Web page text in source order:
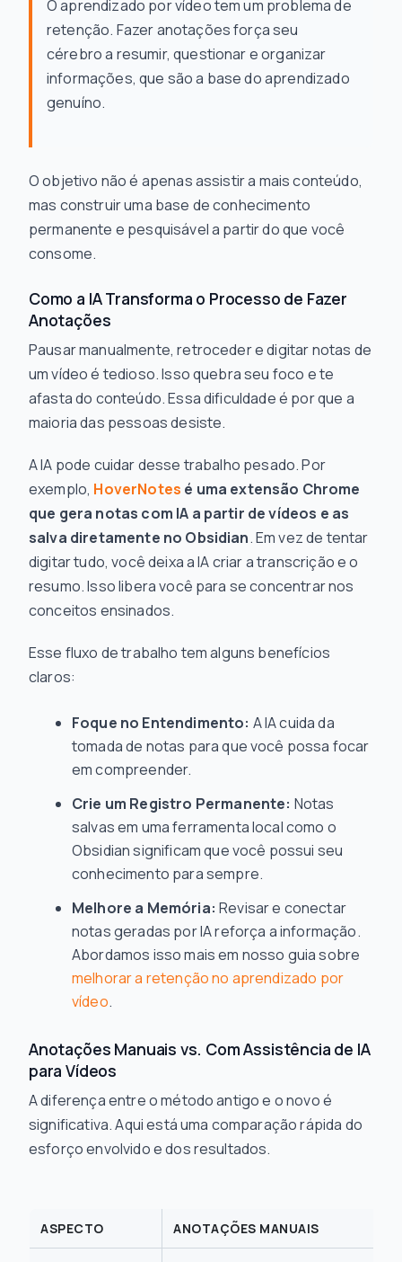
O aprendizado por vídeo tem um problema de
retenção. Fazer anotações força seu
cérebro a resumir, questionar e organizar
informações, que são a base do aprendizado
genuíno.
O objetivo não é apenas assistir a mais conteúdo,
mas construir uma base de conhecimento
permanente e pesquisável a partir do que você
consome.
Como a IA Transforma o Processo de Fazer
Anotações
Pausar manualmente, retroceder e digitar notas de
um vídeo é tedioso. Isso quebra seu foco e te
afasta do conteúdo. Essa dificuldade é por que a
maioria das pessoas desiste.
A IA pode cuidar desse trabalho pesado. Por
exemplo, HoverNotes é uma extensão Chrome
que gera notas com IA a partir de vídeos e as
salva diretamente no Obsidian. Em vez de tentar
digitar tudo, você deixa a IA criar a transcrição e o
resumo. Isso libera você para se concentrar nos
conceitos ensinados.
Esse fluxo de trabalho tem alguns benefícios
claros:
Foque no Entendimento: A IA cuida da
tomada de notas para que você possa focar
em compreender.
Crie um Registro Permanente: Notas
salvas em uma ferramenta local como o
Obsidian significam que você possui seu
conhecimento para sempre.
Melhore a Memória: Revisar e conectar
notas geradas por IA reforça a informação.
Abordamos isso mais em nosso guia sobre
melhorar a retenção no aprendizado por
vídeo.
Anotações Manuais vs. Com Assistência de IA
para Vídeos
A diferença entre o método antigo e o novo é
significativa. Aqui está uma comparação rápida do
esforço envolvido e dos resultados.
ASPECTO ANOTAÇÕES MANUAIS